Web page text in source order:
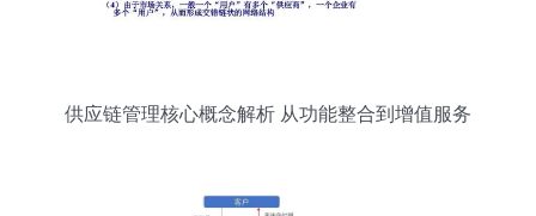
供应链管理核心概念解析 从功能整合到增值服务